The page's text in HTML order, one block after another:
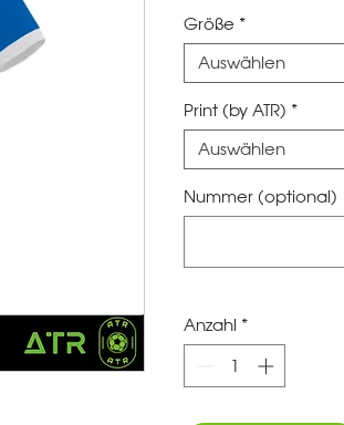
Größe *
Auswählen
Print (by ATR) *
Auswählen
Nummer (optional)
Anzahl *